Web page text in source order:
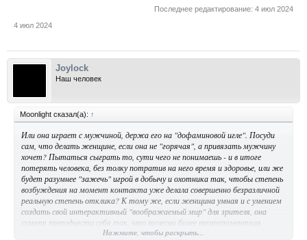
Последнее редактирование: 4 июл 2024
4 июл 2024
Joylock
Наш человек
Moonlight сказал(а): ↑
Или она играет с мужчиной, держа его на "дофаминовой игле". Посуди
сам, что делать женщине, если она не "горячая", а привязать мужчину
хочет? Пытаться сыграть то, сути чего не понимаешь - и в итоге
потерять человека, без толку потратив на него время и здоровье, или же
будет разумнее "зажечь" игрой в добычу и охотника так, чтобы степень
возбуждения на момент контакта уже делала совершенно безразличной
реальную степень отклика? К тому же, если женщина умная и с умением
создать свой интерактивный "воображаемый мир" для зрителя, она
сумеет преподнести себя так, что телесно более темпераментная
соперница будет ей впоследствие проигрывать.
Нажмите, чтобы раскрыть...